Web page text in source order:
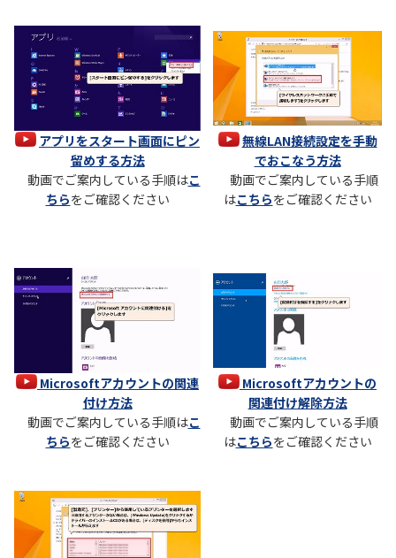
アプリをスタート画面にピン
留めする方法
動画でご案内している手順はこ
ちらをご確認ください
無線LAN接続設定を手動
でおこなう方法
動画でご案内している手順
はこちらをご確認ください
Microsoftアカウントの関連
付け方法
動画でご案内している手順はこ
ちらをご確認ください
Microsoftアカウントの
関連付け解除方法
動画でご案内している手順
はこちらをご確認ください